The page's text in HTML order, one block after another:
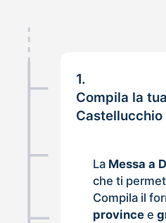
1.
Compila la
Castellucchio
La Messa a
che ti
Compila il
province e